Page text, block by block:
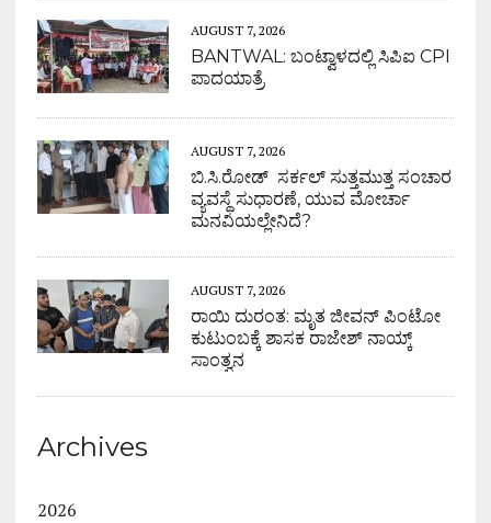
AUGUST 7, 2026
BANTWAL: ಬಂಟ್ವಾಳದಲ್ಲಿ ಸಿಪಿಐ CPI
ಪಾದಯಾತ್ರೆ
AUGUST 7, 2026
ಬಿ.ಸಿ.ರೋಡ್ ಸರ್ಕಲ್ ಸುತ್ತಮುತ್ತ ಸಂಚಾರ
ವ್ಯವಸ್ಥೆ ಸುಧಾರಣೆ, ಯುವ ಮೋರ್ಚಾ
ಮನವಿಯಲ್ಲೇನಿದೆ?
AUGUST 7, 2026
ರಾಯಿ ದುರಂತ: ಮೃತ ಜೀವನ್ ಪಿಂಟೋ
ಕುಟುಂಬಕ್ಕೆ ಶಾಸಕ ರಾಜೇಶ್ ನಾಯ್ಕ್
ಸಾಂತ್ವನ
Archives
2026